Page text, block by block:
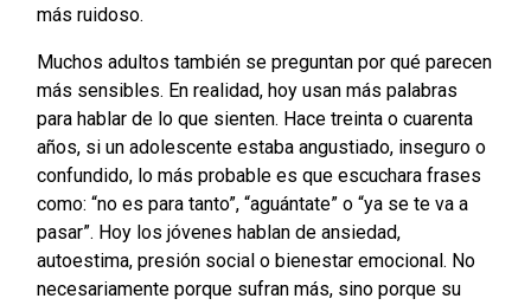
más ruidoso.
Muchos adultos también se preguntan por qué parecen
más sensibles. En realidad, hoy usan más palabras
para hablar de lo que sienten. Hace treinta o cuarenta
años, si un adolescente estaba angustiado, inseguro o
confundido, lo más probable es que escuchara frases
como: “no es para tanto”, “aguántate” o “ya se te va a
pasar”. Hoy los jóvenes hablan de ansiedad,
autoestima, presión social o bienestar emocional. No
necesariamente porque sufran más, sino porque su